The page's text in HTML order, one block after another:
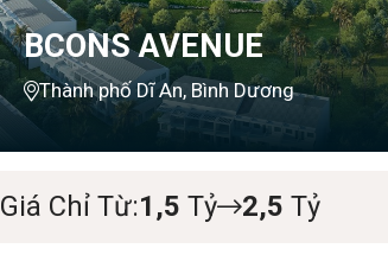
BCONS AVENUE
Thành phố Dĩ An, Bình Dương
Giá Chỉ Từ:1,5 Tỷ 2,5 Tỷ